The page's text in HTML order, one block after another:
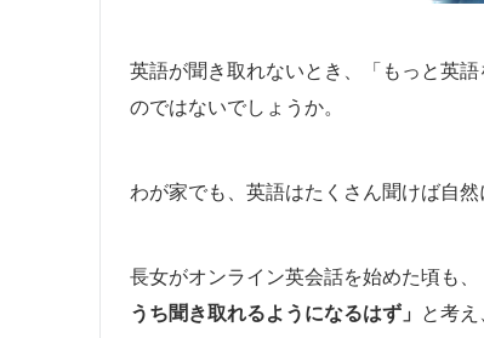
英語が聞き取れないとき、「もっと英
のではないでしょうか。
わが家でも、英語はたくさん聞けば自
長女がオンライン英会話を始めた頃も、
うち聞き取れるようになるはず」 と考